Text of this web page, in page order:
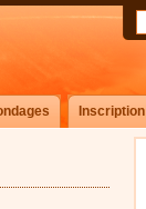
Inscription